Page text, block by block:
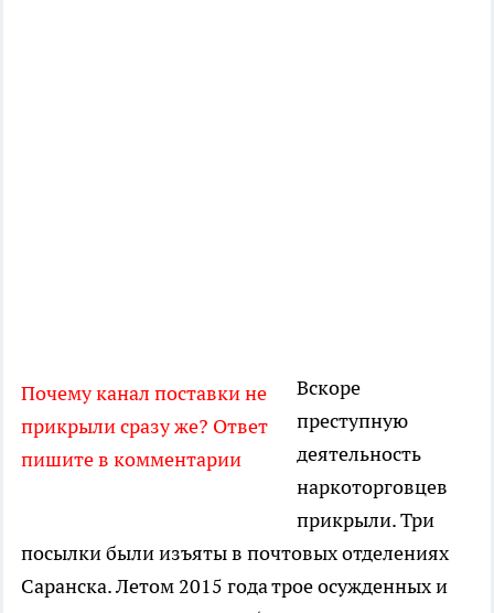
Почему канал поставки не
прикрыли сразу же? Ответ
пишите в комментарии
Вскоре
преступную
деятельность
наркоторговцев
прикрыли. Три
посылки были изъяты в почтовых отделениях
Саранска. Летом 2015 года трое осужденных и